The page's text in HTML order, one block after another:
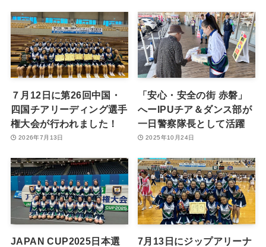
７月12日に第26回中国・
四国チアリーディング選手
権大会が行われました！
2026年7月13日
「安心・安全の街 赤磐」
へーIPUチア＆ダンス部が
一日警察隊長として活躍
2025年10月24日
JAPAN CUP2025日本選
7月13日にジップアリーナ